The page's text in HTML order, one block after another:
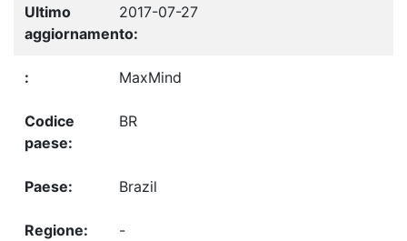
2017-07-27
MaxMind
BR
Brazil
-